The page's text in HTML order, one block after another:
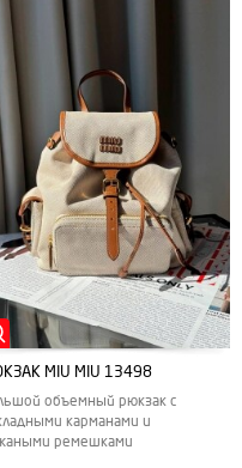
MIU MIU 13498
объемный рюкзак с
карманами и
ремешками